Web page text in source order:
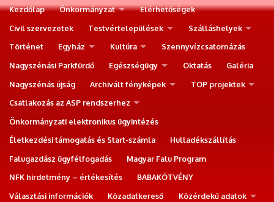
Kezdőlap Önkormányzat
Elérhetőségek
Civil szervezetek
Testvértelepülések
Szálláshelyek
Történet
Egyház Kultúra
Szennyvízcsatornázás
Nagyszénási Parkfürdő
Egészségügy Oktatás
Galéria
Nagyszénás újság
Archivált fényképek
TOP projektek
Csatlakozás az ASP rendszerhez
Önkormányzati elektronikus ügyintézés
Életkezdési támogatás és Start-számla
Hulladékszállítás
Falugazdász ügyfélfogadás
Magyar Falu Program
NFK hirdetmény – értékesítés
BABAKÖTVÉNY
Választási információk
Közadatkereső
Közérdekű adatok